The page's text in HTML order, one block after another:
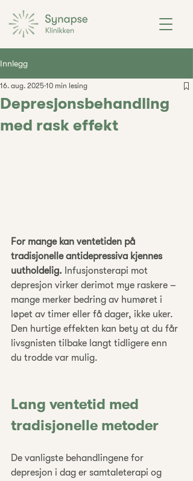
Innlegg
Depresjonsbehandling
med rask effekt
16. aug. 2025 10 min lesing
For mange kan ventetiden på
tradisjonelle antidepressiva kjennes
uutholdelig. Infusjonsterapi mot
depresjon virker derimot mye raskere –
mange merker bedring av humøret i
løpet av timer eller få dager, ikke uker.
Den hurtige effekten kan bety at du får
livsgnisten tilbake langt tidligere enn
du trodde var mulig.
Lang ventetid med
tradisjonelle metoder
De vanligste behandlingene for
depresjon i dag er samtaleterapi og